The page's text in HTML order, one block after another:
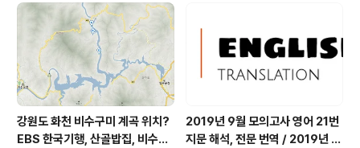
군 최기순 씨 캠핑장 펜션 어디? /
강원도 홍천군 가볼 만한 곳, (구)
까르돈, kbs 인간극장
한 곳, 영양읍 상원리. KBS 인간극
장 임분노미 할머니
강원도 화천 비수구미 계곡 위치?
EBS 한국기행, 산골밥집, 비수구
2019년 9월 모의고사 영어 21번
지문 해석, 전문 번역 / 2019년 9